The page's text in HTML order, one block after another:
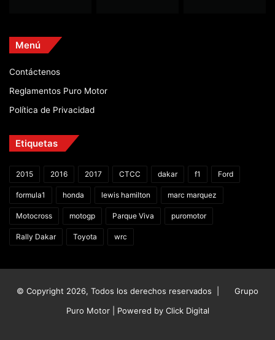
Menú
Contáctenos
Reglamentos Puro Motor
Política de Privacidad
Etiquetas
2015 2016 2017 CTCC dakar f1 Ford
formula1 honda lewis hamilton marc marquez
Motocross motogp Parque Viva puromotor
Rally Dakar Toyota wrc
© Copyright 2026, Todos los derechos reservados |
Grupo
Puro Motor | Powered by Click Digital